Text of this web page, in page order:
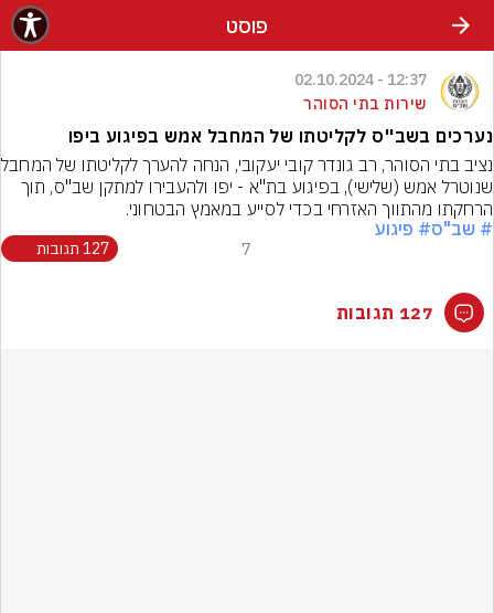
פוסט
12:37 - 02.10.2024
שירות בתי הסוהר
נערכים בשב''ס לקליטתו של המחבל אמש בפיגוע ביפו
הרחקתו מהתווך האזרחי בכדי לסייע במאמץ הבטחוני.
# שב"ס# פיגוע
7 127 תגובות
127 תגובות